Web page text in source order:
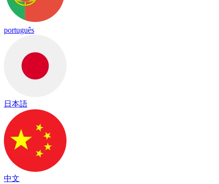
português
日本語
中文